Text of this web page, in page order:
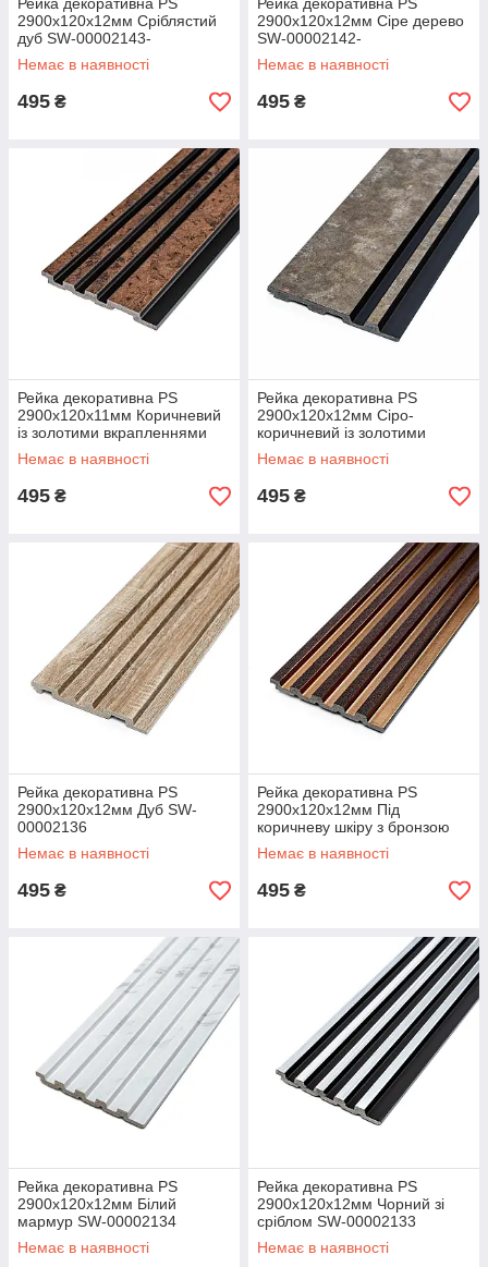
2900х120х12мм Сріблястий
дуб SW-00002143-
Немає в наявності
495 ₴
2900х120х12мм Сіре дерево
SW-00002142-
Немає в наявності
495 ₴
Рейка декоративна PS
2900х120х11мм Коричневий
із золотими вкрапленнями
SW-00002140-
Немає в наявності
495 ₴
Рейка декоративна PS
2900х120х12мм Сіро-
коричневий із золотими
вкрапленнями SW-00002138
Немає в наявності
495 ₴
Рейка декоративна PS
2900х120х12мм Дуб SW-
00002136
Немає в наявності
495 ₴
Рейка декоративна PS
2900х120х12мм Під
коричневу шкіру з бронзою
SW-00002135
Немає в наявності
495 ₴
Рейка декоративна PS
2900х120х12мм Білий
мармур SW-00002134
Немає в наявності
Рейка декоративна PS
2900х120х12мм Чорний зі
сріблом SW-00002133
Немає в наявності